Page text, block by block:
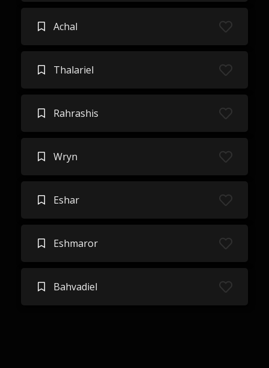
Achal
Thalariel
Rahrashis
Wryn
Eshar
Eshmaror
Bahvadiel